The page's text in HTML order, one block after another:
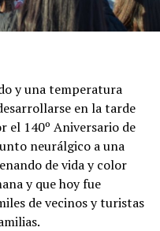
y una temperatura
en la tarde
el 140º Aniversario de
neurálgico a una
de vida y color
y que hoy fue
de vecinos y turistas